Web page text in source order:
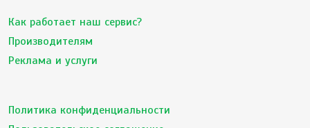
Как работает наш сервис?
Производителям
Реклама и услуги
Политика конфиденциальности